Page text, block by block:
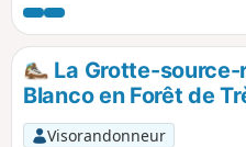
ou forêt domaniale de Saint-
paysages rencontrés ne
indifférent...
La Grotte-
Blanco en Forêt de
Visorandonneur